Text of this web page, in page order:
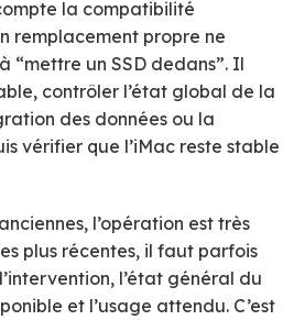
la compatibilité
remplacement propre ne
“mettre un SSD dedans”. Il
contrôler l’état global de la
des données ou la
vérifier que l’iMac reste stable
l’opération est très
plus récentes, il faut parfois
l’état général du
et l’usage attendu. C’est